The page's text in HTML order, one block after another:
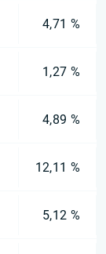
4,71 %
1,27 %
4,89 %
12,11 %
5,12 %